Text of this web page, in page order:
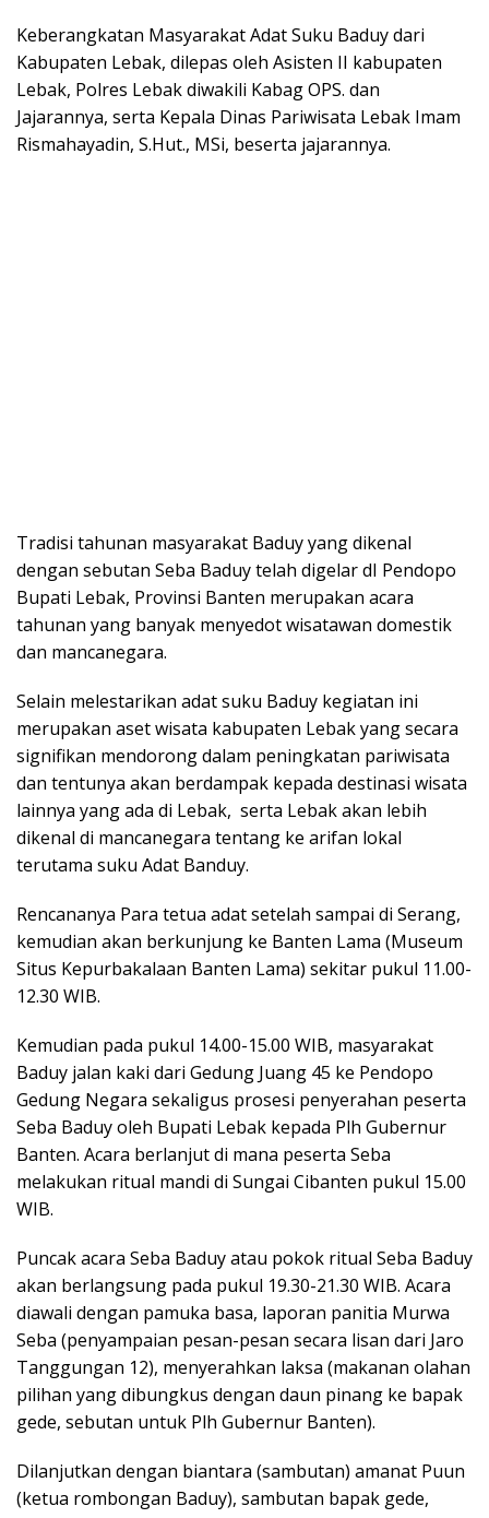
Keberangkatan Masyarakat Adat Suku Baduy dari
Kabupaten Lebak, dilepas oleh Asisten II kabupaten
Lebak, Polres Lebak diwakili Kabag OPS. dan
Jajarannya, serta Kepala Dinas Pariwisata Lebak Imam
Rismahayadin, S.Hut., MSi, beserta jajarannya.
Tradisi tahunan masyarakat Baduy yang dikenal
dengan sebutan Seba Baduy telah digelar dI Pendopo
Bupati Lebak, Provinsi Banten merupakan acara
tahunan yang banyak menyedot wisatawan domestik
dan mancanegara.
Selain melestarikan adat suku Baduy kegiatan ini
merupakan aset wisata kabupaten Lebak yang secara
signifikan mendorong dalam peningkatan pariwisata
dan tentunya akan berdampak kepada destinasi wisata
lainnya yang ada di Lebak, serta Lebak akan lebih
dikenal di mancanegara tentang ke arifan lokal
terutama suku Adat Banduy.
Rencananya Para tetua adat setelah sampai di Serang,
kemudian akan berkunjung ke Banten Lama (Museum
Situs Kepurbakalaan Banten Lama) sekitar pukul 11.00-
12.30 WIB.
Kemudian pada pukul 14.00-15.00 WIB, masyarakat
Baduy jalan kaki dari Gedung Juang 45 ke Pendopo
Gedung Negara sekaligus prosesi penyerahan peserta
Seba Baduy oleh Bupati Lebak kepada Plh Gubernur
Banten. Acara berlanjut di mana peserta Seba
melakukan ritual mandi di Sungai Cibanten pukul 15.00
WIB.
Puncak acara Seba Baduy atau pokok ritual Seba Baduy
akan berlangsung pada pukul 19.30-21.30 WIB. Acara
diawali dengan pamuka basa, laporan panitia Murwa
Seba (penyampaian pesan-pesan secara lisan dari Jaro
Tanggungan 12), menyerahkan laksa (makanan olahan
pilihan yang dibungkus dengan daun pinang ke bapak
gede, sebutan untuk Plh Gubernur Banten).
Dilanjutkan dengan biantara (sambutan) amanat Puun
(ketua rombongan Baduy), sambutan bapak gede,